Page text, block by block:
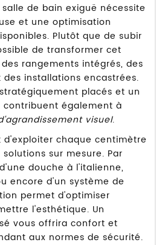
de bain exiguë nécessite
et une optimisation
Plutôt que de subir
de transformer cet
rangements intégrés, des
installations encastrées.
placés et un
également à
visuel.
d'exploiter chaque centimètre
sur mesure. Par
douche à l'italienne,
encore d'un système de
permet d'optimiser
l'esthétique. Un
vous offrira confort et
aux normes de sécurité.